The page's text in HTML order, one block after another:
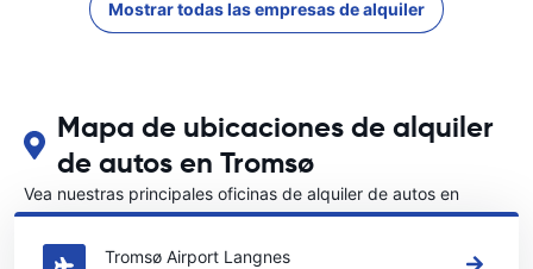
Mostrar todas las empresas de alquiler
Mapa de ubicaciones de alquiler
de autos en Tromsø
Vea nuestras principales oficinas de alquiler de autos en
Tromsø
Tromsø Airport Langnes